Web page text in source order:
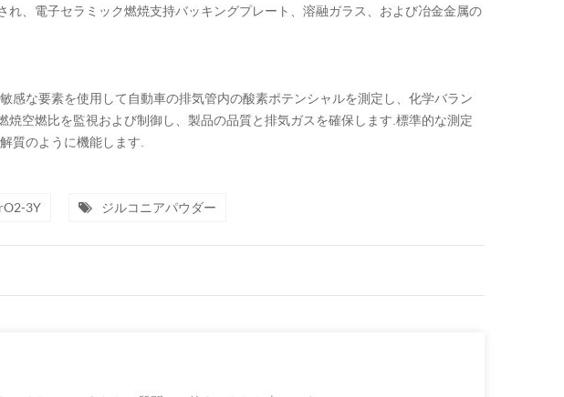
、電子セラミック燃焼支持バッキングプレート、溶融ガラス、および冶金金属の
感な要素を使用して自動車の排気管内の酸素ポテンシャルを測定し、化学バラン
焼空燃比を監視および制御し、製品の品質と排気ガスを確保します.標準的な測定
質のように機能します.
3Y ジルコニアパウダー